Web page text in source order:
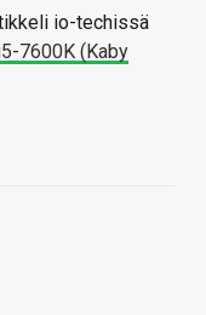
io-techissä
7600K (Kaby